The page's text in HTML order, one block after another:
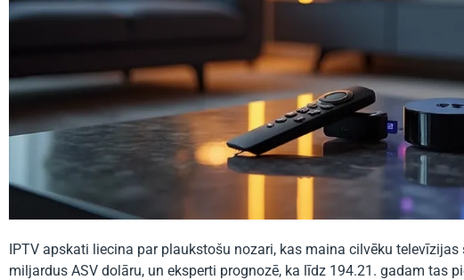
IPTV apskati liecina par plaukstošu nozari, kas maina cilvēku
miljardus ASV dolāru, un eksperti prognozē, ka līdz 194.21. gadam tas